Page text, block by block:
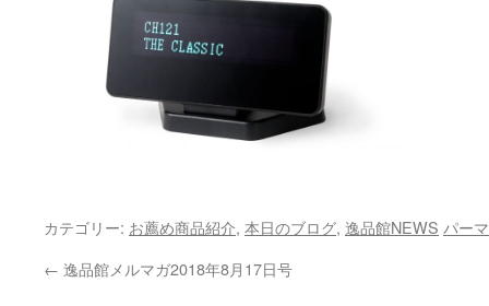
カテゴリー: お薦め商品紹介, 本日のブログ, 逸品館NEWS パー
← 逸品館メルマガ2018年8月17日号